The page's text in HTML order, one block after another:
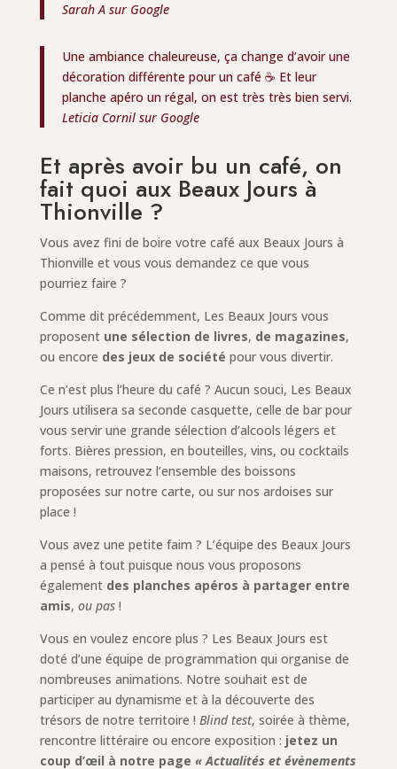
Sarah A sur Google
Une ambiance chaleureuse, ça change d’avoir une
décoration différente pour un café ☕ Et leur
planche apéro un régal, on est très très bien servi.
Leticia Cornil sur Google
Et après avoir bu un café, on
fait quoi aux Beaux Jours à
Thionville ?
Vous avez fini de boire votre café aux Beaux Jours à
Thionville et vous vous demandez ce que vous
pourriez faire ?
Comme dit précédemment, Les Beaux Jours vous
proposent une sélection de livres, de magazines,
ou encore des jeux de société pour vous divertir.
Ce n’est plus l’heure du café ? Aucun souci, Les Beaux
Jours utilisera sa seconde casquette, celle de bar pour
vous servir une grande sélection d’alcools légers et
forts. Bières pression, en bouteilles, vins, ou cocktails
maisons, retrouvez l’ensemble des boissons
proposées sur notre carte, ou sur nos ardoises sur
place !
Vous avez une petite faim ? L’équipe des Beaux Jours
a pensé à tout puisque nous vous proposons
également des planches apéros à partager entre
amis, ou pas!
Vous en voulez encore plus ? Les Beaux Jours est
doté d’une équipe de programmation qui organise de
nombreuses animations. Notre souhait est de
participer au dynamisme et à la découverte des
trésors de notre territoire ! Blind test, soirée à thème,
rencontre littéraire ou encore exposition : jetez un
coup d’œil à notre page « Actualités et évènements